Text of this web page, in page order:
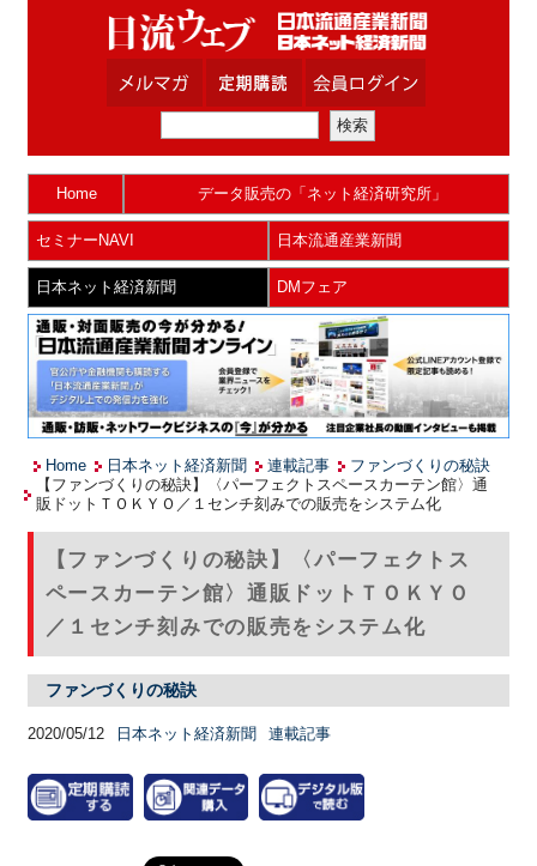
Home データ販売の「ネット経済研究所」
セミナーNAVI 日本流通産業新聞
日本ネット経済新聞 DMフェア
Home 日本ネット経済新聞 連載記事
ファンづくりの秘訣
【ファンづくりの秘訣】〈パーフェクトスペースカーテン館〉通
販ドットＴＯＫＹＯ／１センチ刻みでの販売をシステム化
【ファンづくりの秘訣】〈パーフェクトス
ペースカーテン館〉通販ドットＴＯＫＹＯ
／１センチ刻みでの販売をシステム化
ファンづくりの秘訣
2020/05/12 日本ネット経済新聞 連載記事